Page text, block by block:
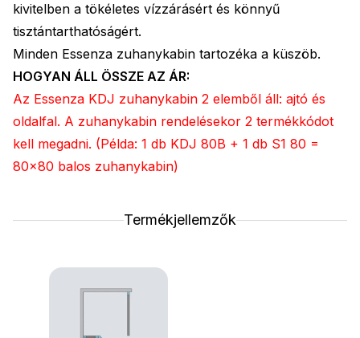
kivitelben a tökéletes vízzárásért és könnyű
tisztántarthatóságért.
Minden Essenza zuhanykabin tartozéka a küszöb.
HOGYAN ÁLL ÖSSZE AZ ÁR:
Az Essenza KDJ zuhanykabin 2 elemből áll: ajtó és
oldalfal. A zuhanykabin rendelésekor 2 termékkódot
kell megadni. (Példa: 1 db KDJ 80B + 1 db S1 80 =
80x80 balos zuhanykabin)
Termékjellemzők